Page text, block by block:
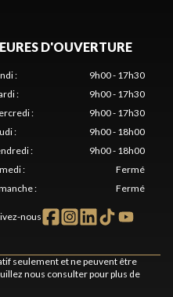
D'OUVERTURE
:
9h00 - 17h30
:
9h00 - 17h30
:
9h00 - 17h30
:
9h00 - 18h00
:
9h00 - 18h00
:
Fermé
: Fermé
nous
seulement et ne peuvent être
nous consulter pour plus de